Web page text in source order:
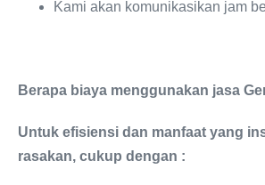
Kami akan komunikasikan jam
Berapa biaya menggunakan jasa
Untuk efisiensi dan manfaat yang
rasakan, cukup dengan :